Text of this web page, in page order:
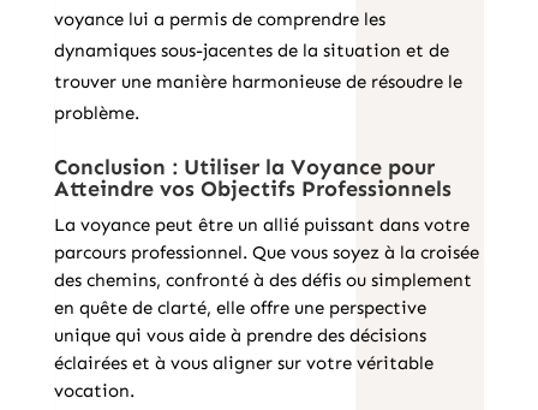
voyance lui a permis de comprendre les
dynamiques sous-jacentes de la situation et de
trouver une manière harmonieuse de résoudre le
problème.
Conclusion : Utiliser la Voyance pour
Atteindre vos Objectifs Professionnels
La voyance peut être un allié puissant dans votre
parcours professionnel. Que vous soyez à la croisée
des chemins, confronté à des défis ou simplement
en quête de clarté, elle offre une perspective
unique qui vous aide à prendre des décisions
éclairées et à vous aligner sur votre véritable
vocation.